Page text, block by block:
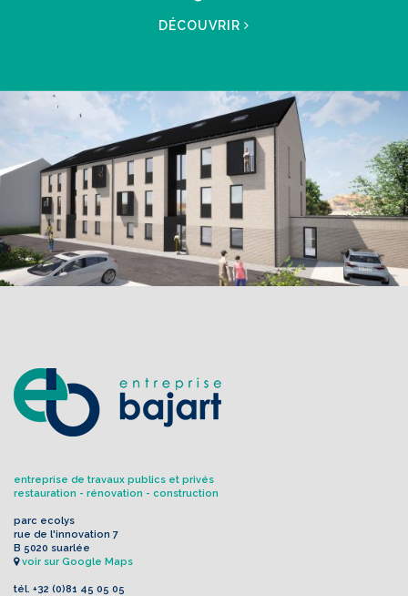
DÉCOUVRIR
entreprise de travaux publics et privés
restauration - rénovation - construction
parc ecolys
rue de l'innovation 7
B 5020 suarlée
voir sur Google Maps
tél. +32 (0)81 45 05 05